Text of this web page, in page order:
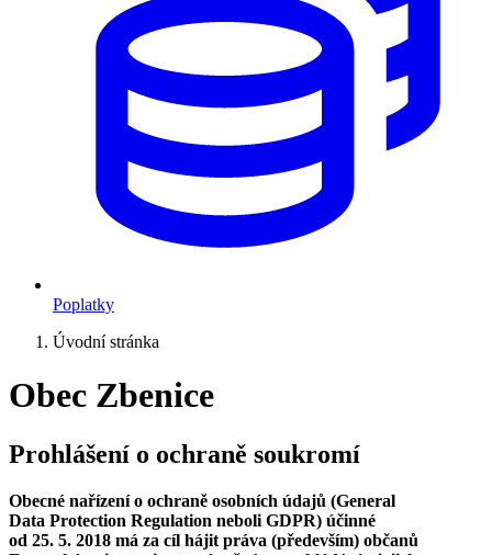
Poplatky
Úvodní stránka
Obec Zbenice
Prohlášení o ochraně soukromí
Obecné nařízení o ochraně osobních údajů (General
Data Protection Regulation neboli GDPR) účinné
od 25. 5. 2018 má za cíl hájit práva (především) občanů